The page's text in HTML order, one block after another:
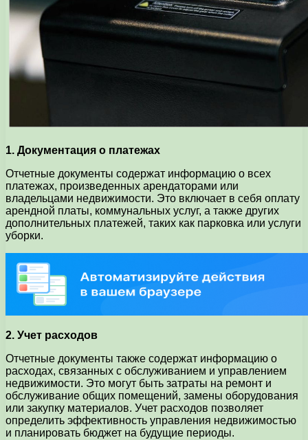
1. Документация о платежах
Отчетные документы содержат информацию о всех
платежах, произведенных арендаторами или
владельцами недвижимости. Это включает в себя оплату
арендной платы, коммунальных услуг, а также других
дополнительных платежей, таких как парковка или услуги
уборки.
2. Учет расходов
Отчетные документы также содержат информацию о
расходах, связанных с обслуживанием и управлением
недвижимости. Это могут быть затраты на ремонт и
обслуживание общих помещений, замены оборудования
или закупку материалов. Учет расходов позволяет
определить эффективность управления недвижимостью
и планировать бюджет на будущие периоды.